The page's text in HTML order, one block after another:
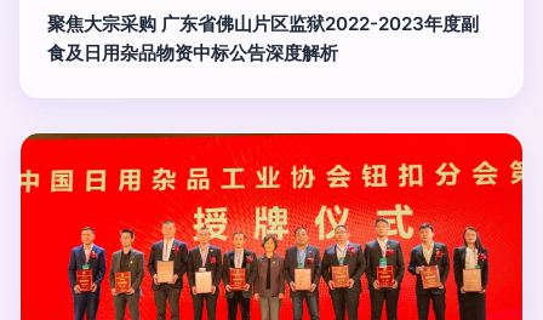
聚焦大宗采购 广东省佛山片区监狱2022-2023年度副
食及日用杂品物资中标公告深度解析